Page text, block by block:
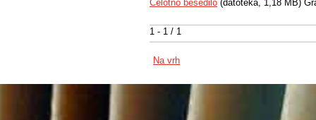
1 - 1 / 1
Celotno besedilo (datoteka, 1,18 MB)
Na vrh